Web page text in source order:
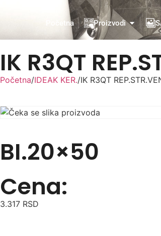
Početna Proizvodi
IK R3QT
Početna/IDEAK KER./IK R3QT
BI.20×50
Cena:
3.317 RSD